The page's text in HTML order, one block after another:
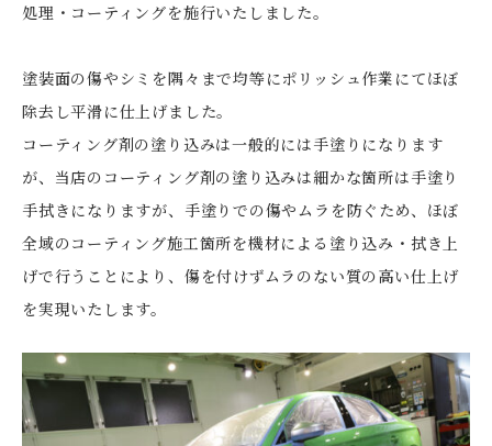
処理・コーティングを施行いたしました。
塗装面の傷やシミを隅々まで均等にポリッシュ作業にてほぼ
除去し平滑に仕上げました。
コーティング剤の塗り込みは一般的には手塗りになります
が、当店のコーティング剤の塗り込みは細かな箇所は手塗り
手拭きになりますが、手塗りでの傷やムラを防ぐため、ほぼ
全域のコーティング施工箇所を機材による塗り込み・拭き上
げで行うことにより、傷を付けずムラのない質の高い仕上げ
を実現いたします。